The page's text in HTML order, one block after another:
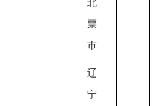
北
票
市
辽
宁